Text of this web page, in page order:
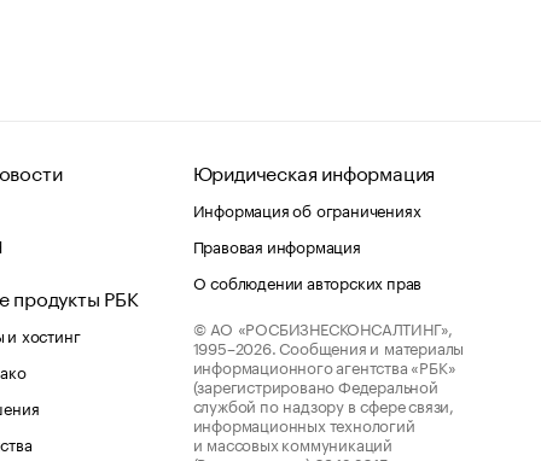
продукты РБК
хостинг
Юридическая информация
Информация об ограничениях
Правовая информация
О соблюдении авторских прав
© АО «РОСБИЗНЕСКОНСАЛТИНГ»,
1995–2026. Сообщения и материалы
информационного агентства «РБК»
(зарегистрировано Федеральной
службой по надзору в сфере связи,
информационных технологий
и массовых коммуникаций